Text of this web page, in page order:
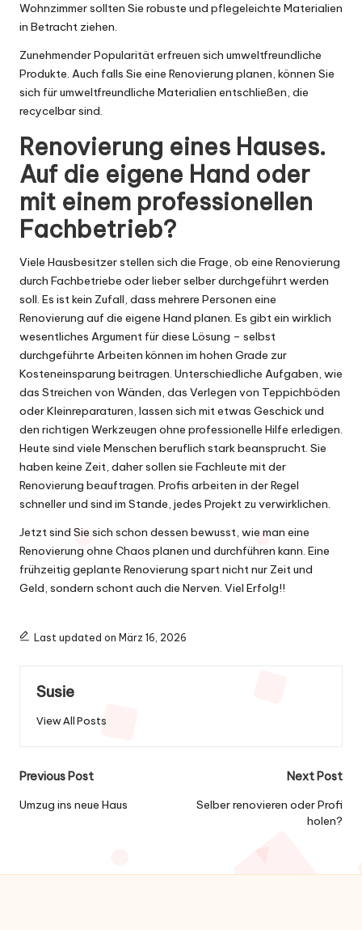
Wohnzimmer sollten Sie robuste und pflegeleichte Materialien
in Betracht ziehen.
Zunehmender Popularität erfreuen sich umweltfreundliche
Produkte. Auch falls Sie eine Renovierung planen, können Sie
sich für umweltfreundliche Materialien entschließen, die
recycelbar sind.
Renovierung eines Hauses.
Auf die eigene Hand oder
mit einem professionellen
Fachbetrieb?
Viele Hausbesitzer stellen sich die Frage, ob eine Renovierung
durch Fachbetriebe oder lieber selberdurchgeführt werden
soll. Es ist kein Zufall, dass mehrere Personen eine
Renovierung auf die eigene Hand planen. Es gibt ein wirklich
wesentliches Argument für diese Lösung – selbst
durchgeführte Arbeiten können im hohen Grade zur
Kosteneinsparung beitragen. Unterschiedliche Aufgaben, wie
das Streichen von Wänden, das Verlegen von Teppichböden
oder Kleinreparaturen, lassen sich mit etwas Geschick und
den richtigen Werkzeugen ohne professionelle Hilfe erledigen.
Heute sind viele Menschen beruflich stark beansprucht. Sie
haben keine Zeit, daher sollen sie Fachleute mit der
Renovierung beauftragen. Profis arbeiten in der Regel
schneller und sind im Stande, jedes Projekt zu verwirklichen.
Jetzt sind Sie sich schon dessen bewusst, wie man eine
Renovierung ohne Chaos planen und durchführen kann. Eine
frühzeitig geplante Renovierung spart nicht nur Zeit und
Geld, sondern schont auch die Nerven. Viel Erfolg!!
Last updated on März 16, 2026
Susie
View All Posts
Post
navigation
Previous Post
Umzug ins neue Haus
Next Post
Selber renovieren oder Profi
holen?